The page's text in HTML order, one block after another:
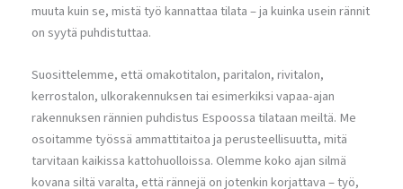
muuta kuin se, mistä työ kannattaa tilata – ja kuinka usein rännit
on syytä puhdistuttaa.
Suosittelemme, että omakotitalon, paritalon, rivitalon,
kerrostalon, ulkorakennuksen tai esimerkiksi vapaa-ajan
rakennuksen rännien puhdistus Espoossa tilataan meiltä. Me
osoitamme työssä ammattitaitoa ja perusteellisuutta, mitä
tarvitaan kaikissa kattohuolloissa. Olemme koko ajan silmä
kovana siltä varalta, että rännejä on jotenkin korjattava – työ,